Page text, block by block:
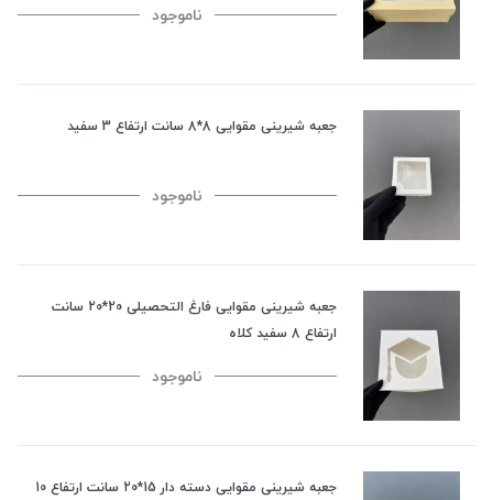
ناموجود
جعبه شیرینی مقوایی 8*8 سانت ارتفاع 3 سفید
ناموجود
جعبه شیرینی مقوایی فارغ التحصیلی 20*20 سانت
ارتفاع 8 سفید کلاه
ناموجود
جعبه شیرینی مقوایی دسته دار 15*20 سانت ارتفاع 10